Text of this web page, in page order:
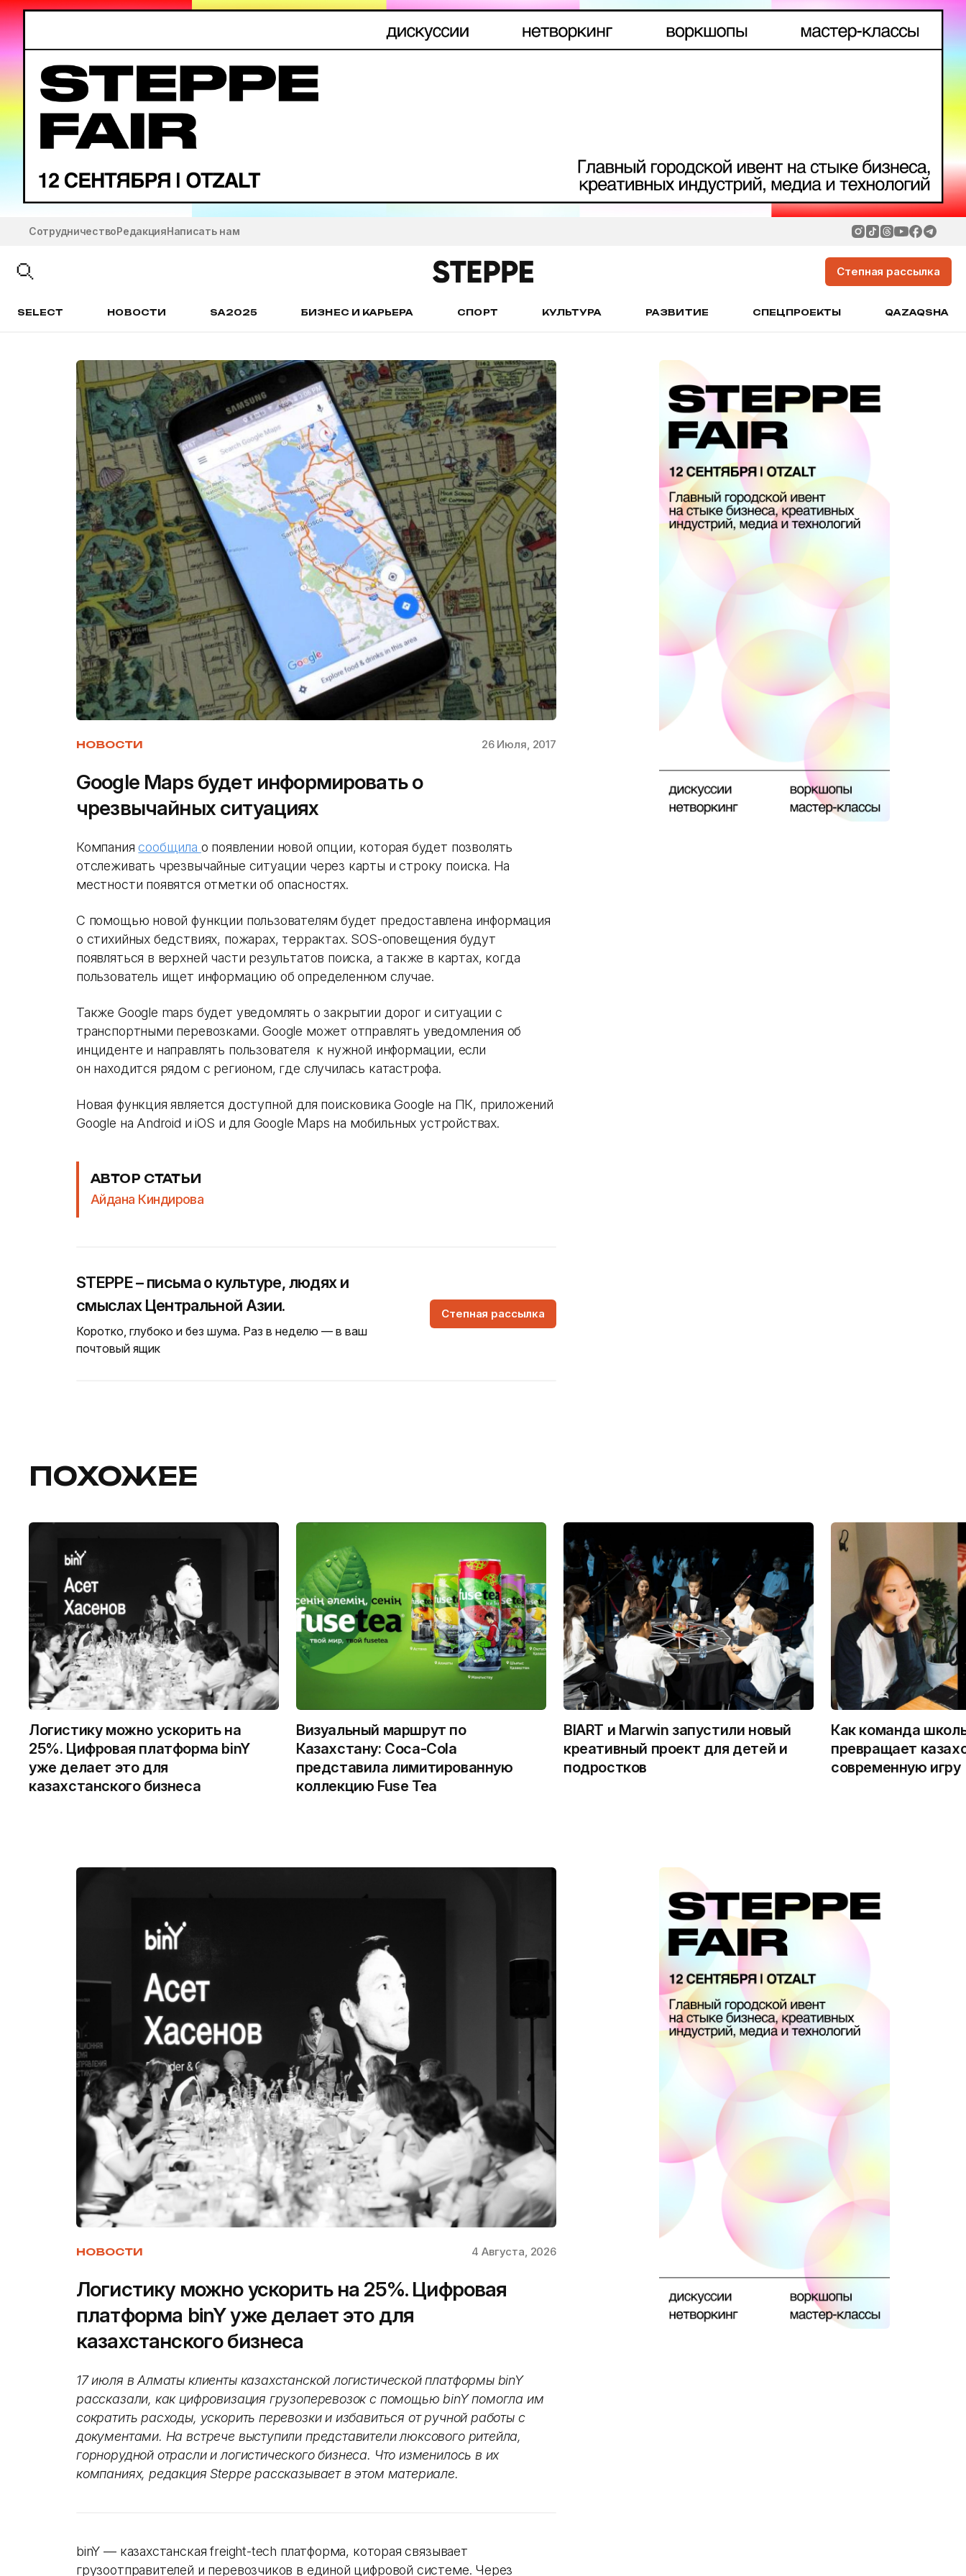
СотрудничествоРедакцияНаписать нам
Степная рассылка
SELECT НОВОСТИ SA2025 БИЗНЕС И КАРЬЕРА СПОРТ КУЛЬТУРА РАЗВИТИЕ СПЕЦПРОЕКТЫ QAZAQSHA
НОВОСТИ 26 Июля, 2017
Google Maps будет информировать о
чрезвычайных ситуациях
Компаниясообщила о появлении новой опции, которая будет позволять
отслеживать чрезвычайные ситуации через карты и строку поиска. На
местности появятся отметки об опасностях.
С помощью новой функции пользователям будет предоставлена информация
о стихийных бедствиях, пожарах, террактах. SOS-оповещения будут
появляться в верхней части результатов поиска, а также в картах, когда
пользователь ищет информацию об определенном cлучае.
Также Google maps будет уведомлять о закрытии дорог и ситуации с
транспортными перевозками. Google может отправлять уведомления об
инциденте и направлять пользователя к нужной информации, если
он находится рядом с регионом, где случилась катастрофа.
Новая функция является доступной для поисковика Google на ПК, приложений
Google на Android и iOS и для Google Maps на мобильных устройствах.
АВТОР СТАТЬИ
Айдана Киндирова
STEPPE – письма о культуре, людях и
смыслах Центральной Азии.
Коротко, глубоко и без шума. Раз в неделю — в ваш
почтовый ящик
Степная рассылка
ПОХОЖЕЕ
Логистику можно ускорить на
25%. Цифровая платформа binY
уже делает это для
казахстанского бизнеса
Визуальный маршрут по
Казахстану: Coca-Cola
представила лимитированную
коллекцию Fuse Tea
BIART и Marwin запустили новый
креативный проект для детей и
подростков
Как команда
превращает
современную игру
НОВОСТИ 4 Августа, 2026
Логистику можно ускорить на 25%. Цифровая
платформа binY уже делает это для
казахстанского бизнеса
17 июля в Алматы клиенты казахстанской логистической платформы binY
рассказали, как цифровизация грузоперевозок с помощью binY помогла им
сократить расходы, ускорить перевозки и избавиться от ручной работы с
документами. На встрече выступили представители люксового ритейла,
горнорудной отрасли и логистического бизнеса. Что изменилось в их
компаниях, редакция Steppe рассказывает в этом материале.
binY — казахстанская freight-tech платформа, которая связывает
грузоотправителей и перевозчиков в единой цифровой системе. Через